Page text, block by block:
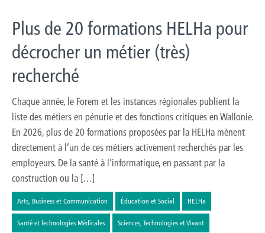
Plus de 20 formations HELHa pour
décrocher un métier (très)
recherché
Chaque année, le Forem et les instances régionales publient la
liste des métiers en pénurie et des fonctions critiques en Wallonie.
En 2026, plus de 20 formations proposées par la HELHa mènent
directement à l’un de ces métiers activement recherchés par les
employeurs. De la santé à l’informatique, en passant par la
construction ou la […]
Arts, Business et Communication Éducation et Social HELHa
Santé et Technologies Médicales Sciences, Technologies et Vivant